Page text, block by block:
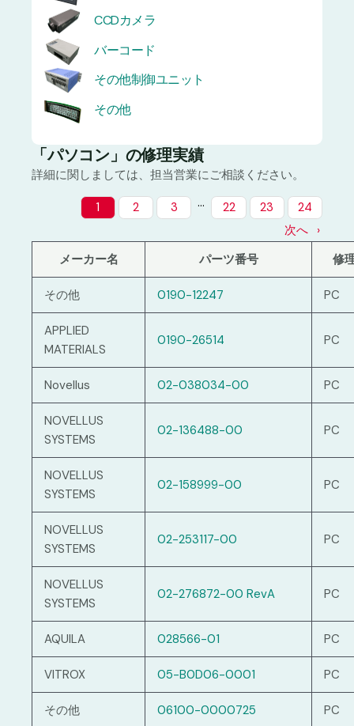
CCDカメラ
バーコード
その他制御ユニット
その他
「パソコン」の修理実績
詳細に関しましては、担当営業にご相談ください。
1 2 3 … 22 23
24
次へ
メーカー名
パーツ番号 修
その他 0190-12247 PC
APPLIED
MATERIALS
0190-26514 PC
Novellus 02-038034-00 PC
NOVELLUS
SYSTEMS
02-136488-00 PC
NOVELLUS
SYSTEMS
02-158999-00 PC
NOVELLUS
SYSTEMS
02-253117-00 PC
NOVELLUS
SYSTEMS
02-276872-00 RevA PC
AQUILA 028566-01 PC
VITROX 05-B0D06-0001 PC
その他 06100-0000725 PC